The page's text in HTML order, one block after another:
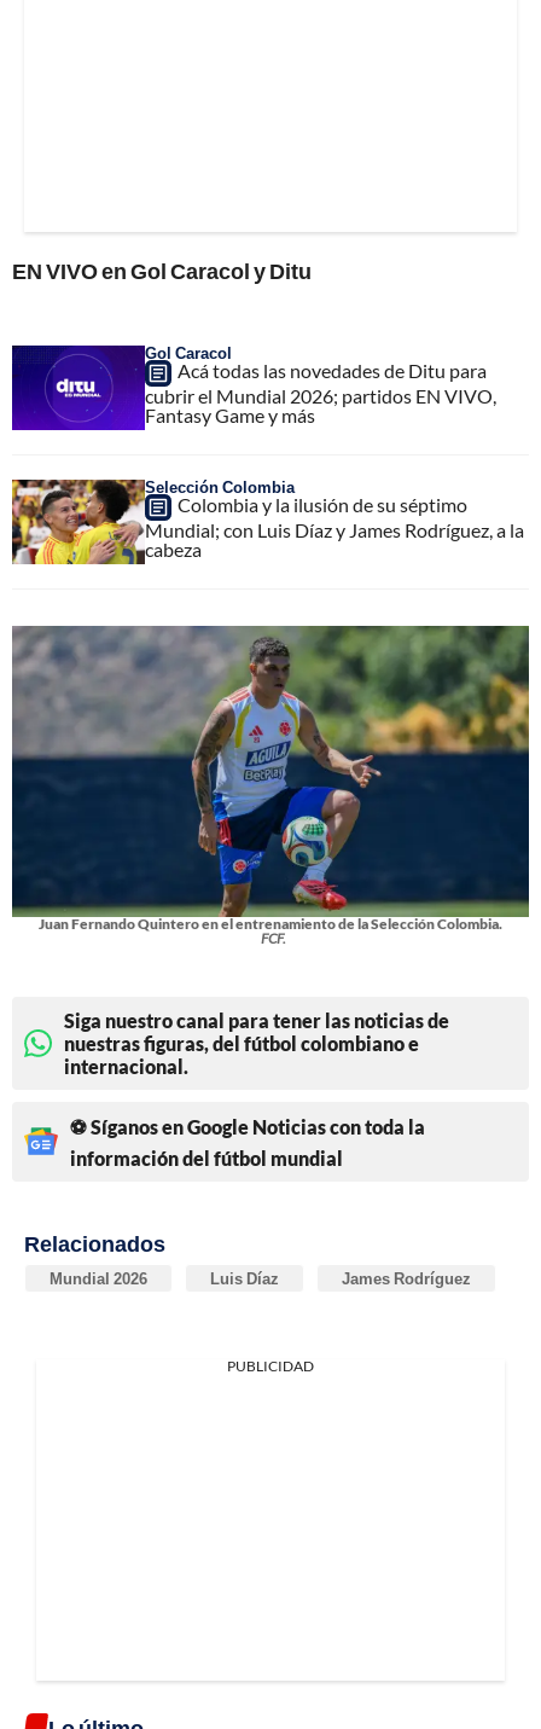
EN VIVO en Gol Caracol y Ditu
Gol Caracol
Acá todas las novedades de Ditu para
cubrir el Mundial 2026; partidos EN VIVO,
Fantasy Game y más
Selección Colombia
Colombia y la ilusión de su séptimo
Mundial; con Luis Díaz y James Rodríguez, a la
cabeza
Juan Fernando Quintero en el entrenamiento de la Selección Colombia.
FCF.
Siga nuestro canal para tener las noticias de
nuestras figuras, del fútbol colombiano e
internacional.
⚽ Síganos en Google Noticias con toda la
información del fútbol mundial
Relacionados
Mundial 2026 Luis Díaz James Rodríguez
PUBLICIDAD